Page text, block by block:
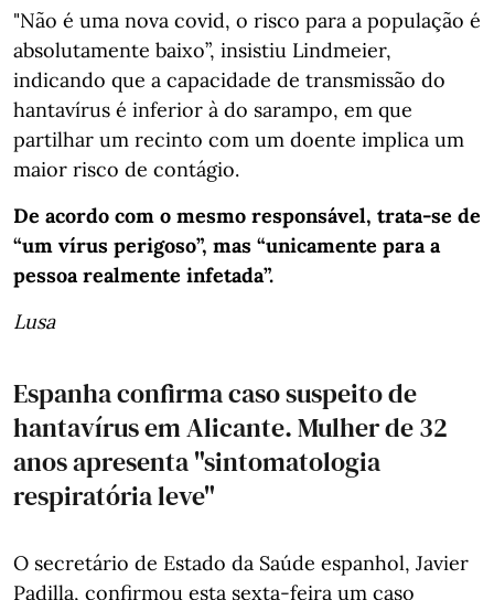
"Não é uma nova covid, o risco para a população é
absolutamente baixo”, insistiu Lindmeier,
indicando que a capacidade de transmissão do
hantavírus é inferior à do sarampo, em que
partilhar um recinto com um doente implica um
maior risco de contágio.
De acordo com o mesmo responsável, trata-se de
“um vírus perigoso”, mas “unicamente para a
pessoa realmente infetada”.
Lusa
Espanha confirma caso suspeito de
hantavírus em Alicante. Mulher de 32
anos apresenta "sintomatologia
respiratória leve"
O secretário de Estado da Saúde espanhol, Javier
Padilla, confirmou esta sexta-feira um caso